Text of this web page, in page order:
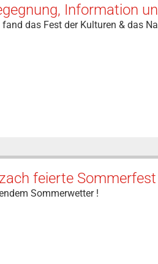
Information
das Fest der Kulturen & das
feierte
Sommerwetter !